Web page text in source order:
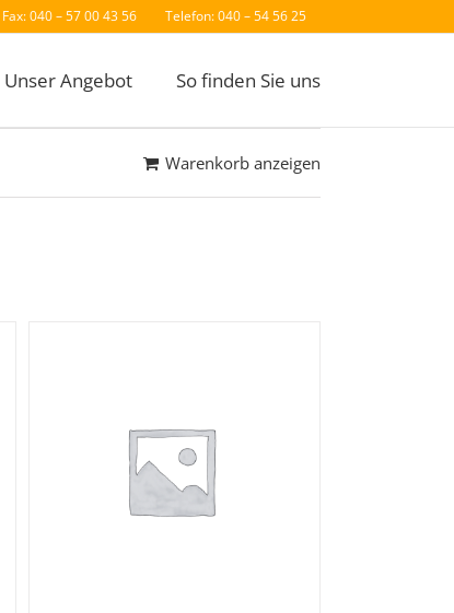
Fax: 040 – 57 00 43 56 Telefon: 040 – 54 56 25
Unser Angebot So finden Sie uns
Warenkorb anzeigen